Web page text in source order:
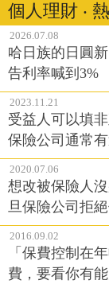
個人理財 ‧
2026.07.08
哈日族的日圓
告利率喊到3%
2023.11.21
受益人可以填
保險公司通常有
2020.07.06
想改被保險人
旦保險公司拒
2016.09.02
「保費控制在
費，要看你有